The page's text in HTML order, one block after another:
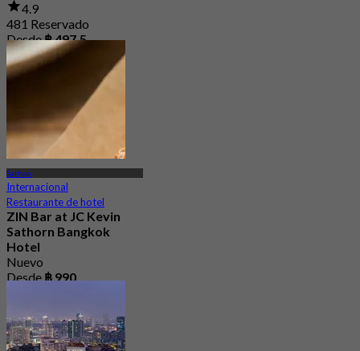
4.9
481 Reservado
Desde฿ 497.5
Sathon
Internacional
Restaurante de hotel
ZIN Bar at JC Kevin
Sathorn Bangkok
Hotel
Nuevo
Desde฿ 990